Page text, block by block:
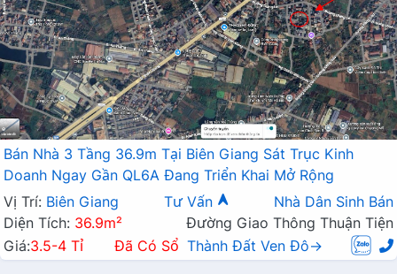
Bán Nhà 3 Tầng 36.9m Tại Biên Giang Sát Trục Kinh
Doanh Ngay Gần QL6A Đang Triển Khai Mở Rộng
Vị Trí: Biên Giang Tư Vấn
Nhà Dân Sinh Bán
Diện Tích: 36.9m²
Đường Giao Thông Thuận Tiện
Giá:3.5-4 Tỉ Đã Có Sổ Thành Đất Ven Đô→